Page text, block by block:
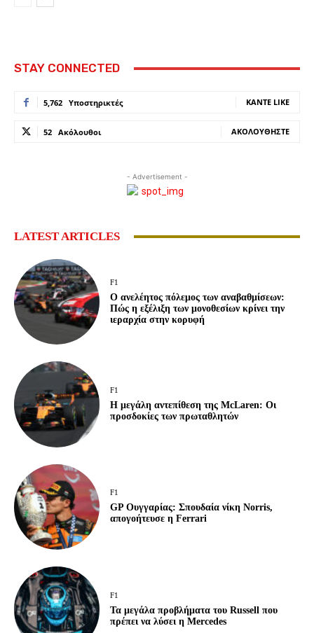
STAY CONNECTED
5,762 Υποστηρικτές ΚΆΝΤΕ LIKE
52 Ακόλουθοι ΑΚΟΛΟΥΘΉΣΤΕ
- Advertisement -
LATEST ARTICLES
F1
Ο ανελέητος πόλεμος των αναβαθμίσεων:
Πώς η εξέλιξη των μονοθεσίων κρίνει την
ιεραρχία στην κορυφή
F1
Η μεγάλη αντεπίθεση της McLaren: Οι
προσδοκίες των πρωταθλητών
F1
GP Ουγγαρίας: Σπουδαία νίκη Norris,
απογοήτευσε η Ferrari
F1
Τα μεγάλα προβλήματα του Russell που
πρέπει να λύσει η Mercedes